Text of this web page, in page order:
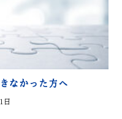
なかった方へ
日